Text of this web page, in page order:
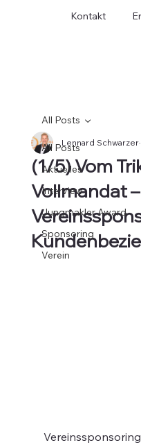
All Posts
Aktuelles
Interview
Jungmakler Award
Sponsoring
Verein
All Posts
(1/5) Vom
Vollmandat
Lennard Schwarzer
Kontakt